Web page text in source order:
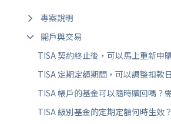
專案說明
開戶與交易
TISA 契約終止後，可以馬上重新申
TISA 定期定額期間，可以調整扣款
TISA 帳戶的基金可以隨時贖回嗎？
TISA 級別基金的定期定額何時生效？